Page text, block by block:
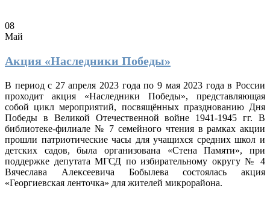
08
Май
Акция «Наследники Победы»
В период с 27 апреля 2023 года по 9 мая 2023 года в России
проходит акция «Наследники Победы», представляющая
собой цикл мероприятий, посвящённых празднованию Дня
Победы в Великой Отечественной войне 1941-1945 гг. В
библиотеке-филиале № 7 семейного чтения в рамках акции
прошли патриотические часы для учащихся средних школ и
детских садов, была организована «Стена Памяти», при
поддержке депутата МГСД по избирательному округу № 4
Вячеслава Алексеевича Бобылева состоялась акция
«Георгиевская ленточка» для жителей микрорайона.